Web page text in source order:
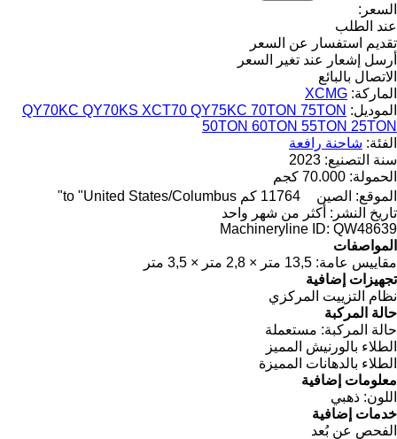
السعر:
عند الطلب
تقديم استفسار عن السعر
أرسل إشعار عند تغير السعر
الاتصال بالبائع
الماركة: XCMG
الموديل: QY70KC QY70KS XCT70 QY75KC 70TON 75TON
50TON 60TON 55TON 25TON
الفئة: شاحنة رافعة
سنة التصنيع: 2023
الحمولة: 70.000 كجم
الموقع: الصين
11764 كم to "United States/Columbus"
تاريخ النشر: أكثر من شهر واحد
Machineryline ID: QW48639
المواصفات
مقاييس عامة: 13,5 متر × 2,8 متر × 3,5 متر
تجهيزات إضافية
نظام التزييت المركزي
حالة المركبة
حالة المركبة: مستعملة
الطلاء بالورنيش المميز
الطلاء بالدهانات المميزة
معلومات إضافية
اللون: ذهبي
خدمات إضافية
الفحص عن بُعد